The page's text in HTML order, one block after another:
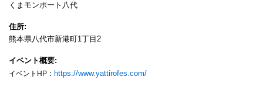
Mobile
くまモンポート八代
住所
熊本県八代市新港町1丁目2
イベント概要
イベントHP： https://www.yattirofes.com/